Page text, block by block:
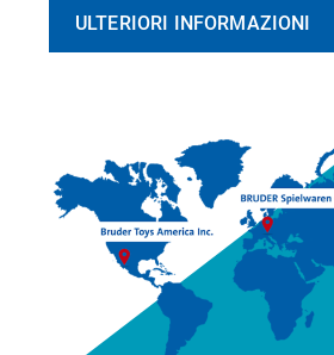
ULTERIORI INFORMAZIONI